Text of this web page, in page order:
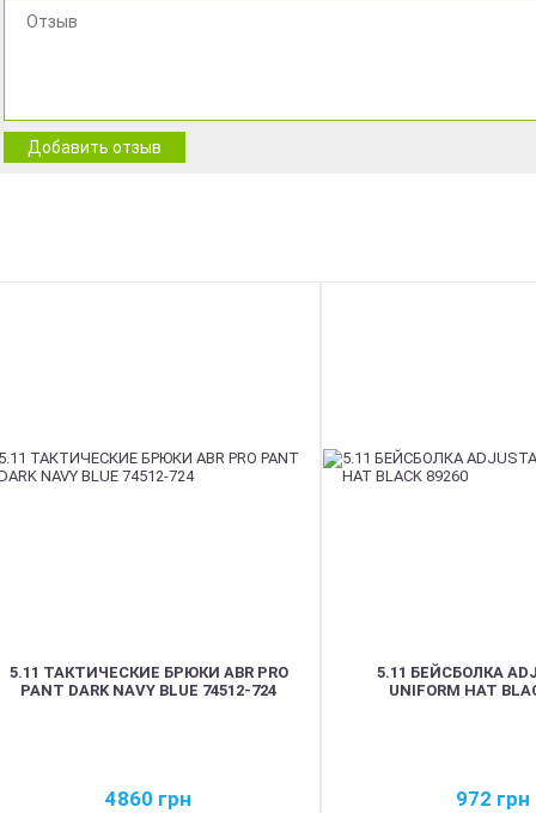
Добавить отзыв
5.11 ТАКТИЧЕСКИЕ БРЮКИ ABR PRO
PANT DARK NAVY BLUE 74512-724
4860 грн
5.11 БЕЙСБОЛКА
UNIFORM HAT
972 грн